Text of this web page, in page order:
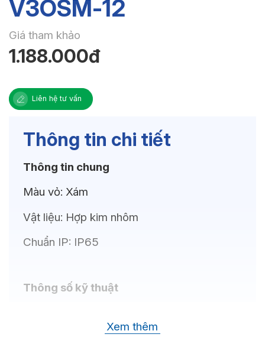
V3OSM-12
Giá tham khảo
1.188.000đ
Liên hệ tư vấn
Thông tin chi tiết
Thông tin chung
Màu vỏ: Xám
Vật liệu: Hợp kim nhôm
Chuẩn IP: IP65
Thông số kỹ thuật
Đa sắc, Xanh dương, Xanh lá,
Xem thêm